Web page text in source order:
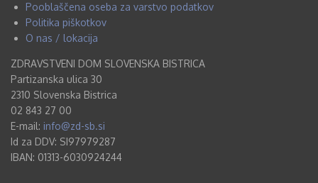
Pooblaščena oseba za varstvo podatkov
Politika piškotkov
O nas / lokacija
ZDRAVSTVENI DOM SLOVENSKA BISTRICA
Partizanska ulica 30
2310 Slovenska Bistrica
02 843 27 00
E-mail: info@zd-sb.si
Id za DDV: SI97979287
IBAN: 01313-6030924244